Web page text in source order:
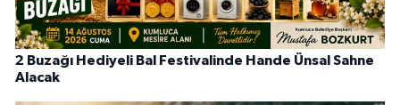
2 Buzağı Hediyeli Bal Festivalinde Hande Ünsal Sahne
Alacak